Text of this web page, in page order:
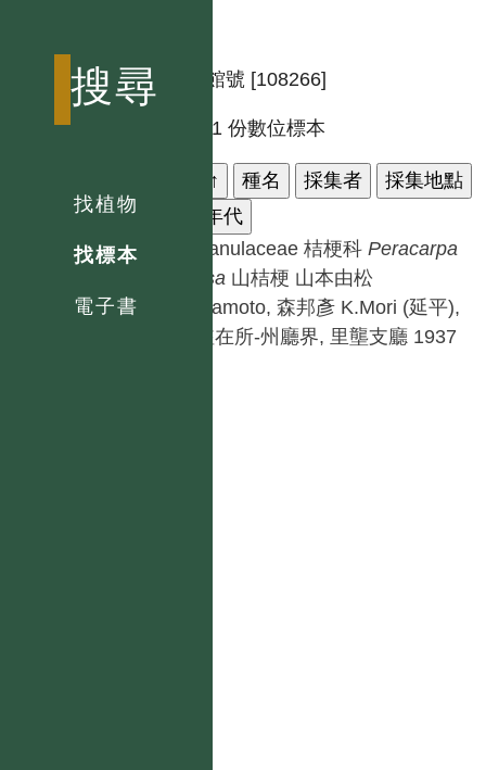
搜尋
找植物
找標本
電子書
標本館號 [108266]
共有 1 份數位標本
↑ 種名 採集者
採集地點
採集年代
Campanulaceae 桔梗科 Peracarpa
carnosa 山桔梗 山本由松
Y.Yamamoto, 森邦彥 K.Mori (延平),
出雲駐在所-州廳界, 里壟支廳 1937